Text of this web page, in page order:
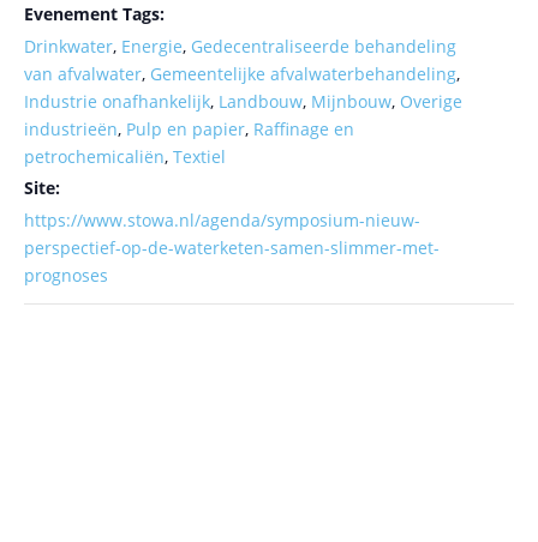
Evenement Tags:
Drinkwater, Energie, Gedecentraliseerde behandeling
van afvalwater, Gemeentelijke afvalwaterbehandeling,
Industrie onafhankelijk, Landbouw, Mijnbouw, Overige
industrieën, Pulp en papier, Raffinage en
petrochemicaliën, Textiel
Site:
https://www.stowa.nl/agenda/symposium-nieuw-
perspectief-op-de-waterketen-samen-slimmer-met-
prognoses